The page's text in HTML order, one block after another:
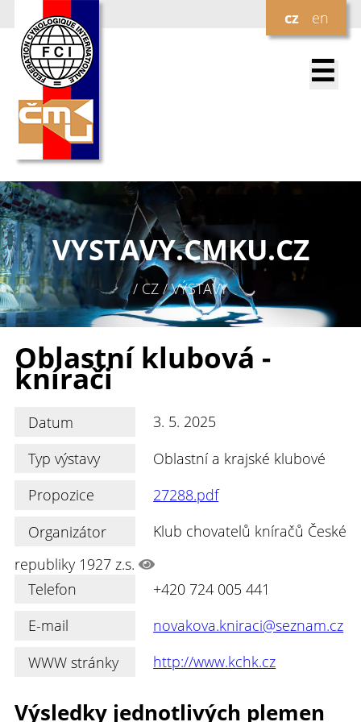
cz en
☰
VYSTAVY.CMKU.CZ
/ CZ / VÝSTAVY
Oblastní klubová -
knírači
Datum
3. 5. 2025
Typ výstavy
Oblastní a krajské klubové
Propozice
27288.pdf
Organizátor
Klub chovatelů kníračů České
republiky 1927 z.s.
Telefon
+420 724 005 441
E-mail
novakova.kniraci@seznam.cz
WWW stránky
http://www.kchk.cz
Výsledky jednotlivých plemen